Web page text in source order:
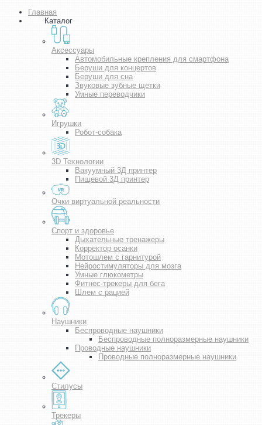
Главная
Каталог
Аксессуары
Автомобильные крепления для смартфона
Беруши для концертов
Беруши для сна
Звуковые зубные щетки
Умные переводчики
Игрушки
Робот-собака
3D Технологии
Вакуумный 3Д принтер
Пищевой 3Д принтер
Очки виртуальной реальности
Спорт и здоровье
Дыхательные тренажеры
Корректор осанки
Мотошлем с гарнитурой
Нейростимуляторы для мозга
Умные глюкометры
Фитнес-трекеры для бега
Шлем с рацией
Наушники
Беспроводные наушники
Беспроводные полноразмерные наушники
Проводные наушники
Проводные полноразмерные наушники
Стилусы
Трекеры